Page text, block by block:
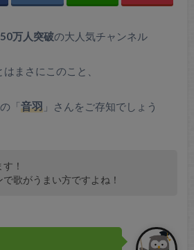
万人突破の大人気チャンネル
まさにこのこと、
「音羽」さんをご存知でしょう
！
で歌がうまい方ですよね！